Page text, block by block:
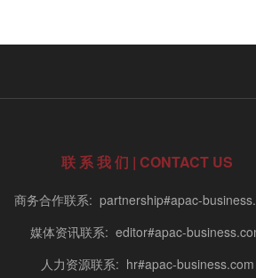
联 系 我 们 | CONTACT US
商务合作联系: partnership#apac-
媒体资讯联系: editor#apac-
人力资源联系: hr#apac-business.com